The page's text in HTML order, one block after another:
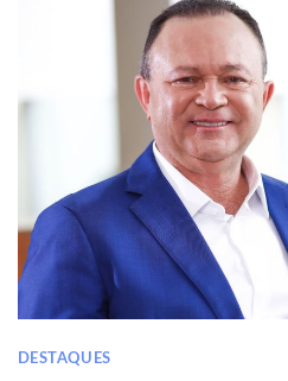
DESTAQUES